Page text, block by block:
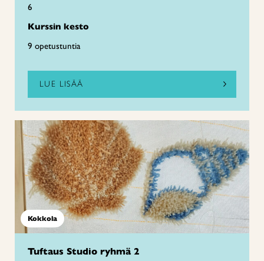
6
Kurssin kesto
9 opetustuntia
LUE LISÄÄ
Kokkola
Tuftaus Studio ryhmä 2